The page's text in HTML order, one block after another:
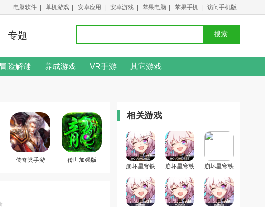
电脑软件 单机游戏 安卓应用 安卓游戏 苹果电脑 苹果手机 访问手机版
专题 搜索
冒险解谜 养成游戏 VR手游 其它游戏
传奇类手游 传世加强版
相关游戏
崩坏星穹铁
文
崩坏星穹铁
方版
崩坏星穹铁
文版